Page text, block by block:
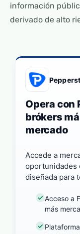
información
derivado de alto
Opera con
brókers
mercado
Accede a
oportunidades
diseñada para
Acceso a
más